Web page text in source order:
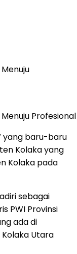
Profesional
yang baru-baru
Kolaka yang
Kolaka pada
sebagai
PWI Provinsi
ada di
Utara